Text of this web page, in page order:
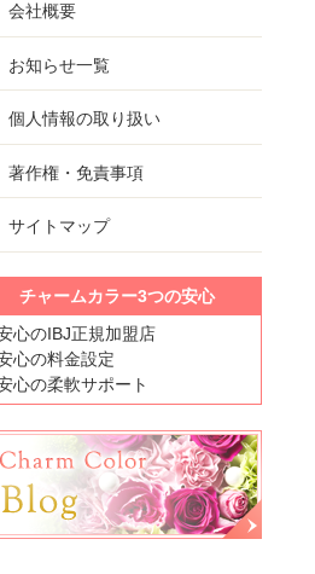
会社概要
お知らせ一覧
個人情報の取り扱い
著作権・免責事項
サイトマップ
チャームカラー3つの安心
心のIBJ正規加盟店
心の料金設定
心の柔軟サポート